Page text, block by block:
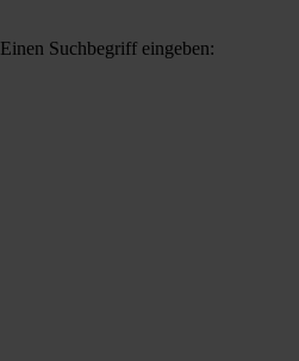
Einen Suchbegriff eingeben: